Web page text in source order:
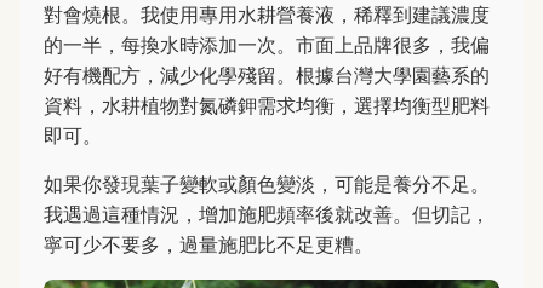
對會燒根。我使用專用水耕營養液，稀釋到建議濃度
的一半，每換水時添加一次。市面上品牌很多，我偏
好有機配方，減少化學殘留。根據台灣大學園藝系的
資料，水耕植物對氮磷鉀需求均衡，選擇均衡型肥料
即可。
如果你發現葉子變軟或顏色變淡，可能是養分不足。
我遇過這種情況，增加施肥頻率後就改善。但切記，
寧可少不要多，過量施肥比不足更糟。